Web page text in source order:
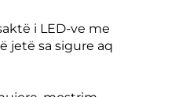
i LED-ve me
jetë sa sigure aq